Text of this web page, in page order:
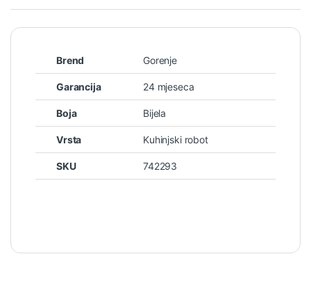
Brend Gorenje
Garancija 24 mjeseca
Boja Bijela
Vrsta Kuhinjski robot
SKU 742293